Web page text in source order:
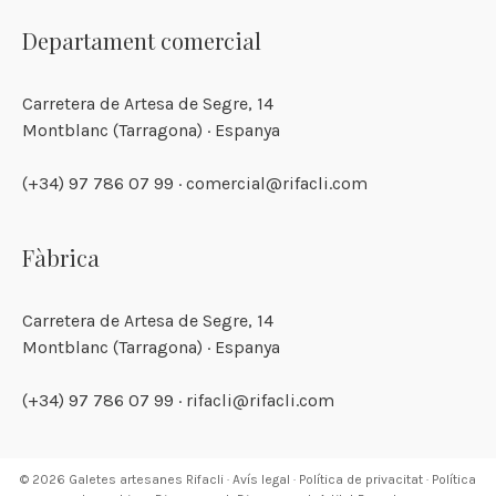
Departament comercial
Carretera de Artesa de Segre, 14
Montblanc (Tarragona) · Espanya
(+34) 97 786 07 99 · comercial@rifacli.com
Fàbrica
Carretera de Artesa de Segre, 14
Montblanc (Tarragona) · Espanya
(+34) 97 786 07 99 · rifacli@rifacli.com
© 2026 Galetes artesanes Rifacli · Avís legal · Política de privacitat · Política